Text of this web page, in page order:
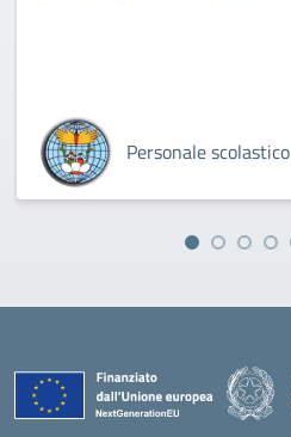
Personale scolastico